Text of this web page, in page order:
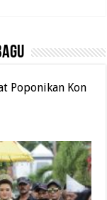
Poponikan Kon